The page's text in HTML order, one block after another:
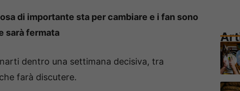
di importante sta per cambiare e i fan sono
sarà fermata
dentro una settimana decisiva, tra
farà discutere.